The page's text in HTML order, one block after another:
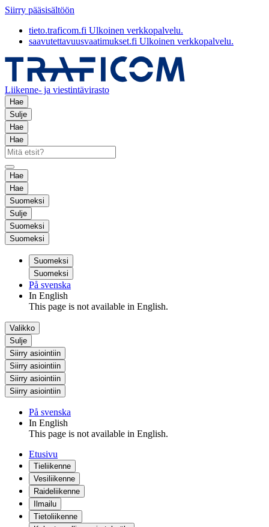
Siirry pääsisältöön
tieto.traficom.fi Ulkoinen verkkopalvelu.
saavutettavuusvaatimukset.fi Ulkoinen verkkopalvelu.
Liikenne- ja viestintävirasto
Hae
Sulje
Hae
Hae
Hae
Hae
Suomeksi
Sulje
Suomeksi
Suomeksi
Suomeksi
Suomeksi
På svenska
In English
This page is not available in English.
Valikko
Sulje
Siirry asiointiin
Siirry asiointiin
Siirry asiointiin
Siirry asiointiin
På svenska
In English
This page is not available in English.
Etusivu
Tieliikenne
Vesiliikenne
Raideliikenne
Ilmailu
Tietoliikenne